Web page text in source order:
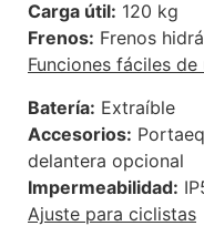
Carga útil: 120 kg
Frenos: Frenos
Funciones fáciles de
Batería: Extraíble
Accesorios:
delantera opcional
Impermeabilidad:
Ajuste para ciclistas